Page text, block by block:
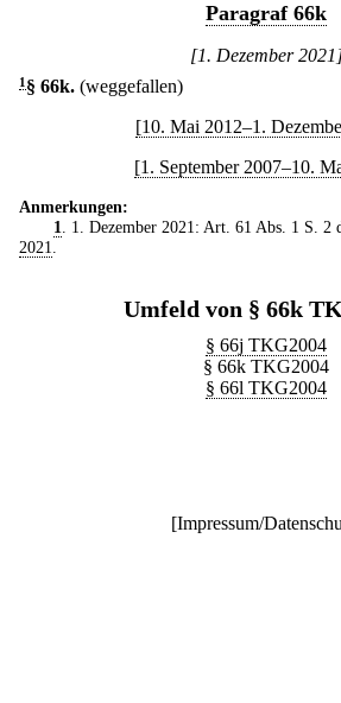
Paragraf 66k
[1. Dezember
1 § 66k. (weggefallen)
[10. Mai 2012–1.
[1. September 2007–10.
Anmerkungen:
1
. 1. Dezember 2021: Art. 61 Abs. 1 S. 2
2021
Umfeld von § 66k
§ 66j TKG2004
§ 66k TKG2004
§ 66l TKG2004
[Impressum/